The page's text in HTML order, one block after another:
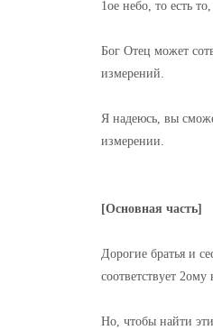
1ое небо, то есть
Бог Отец может
измерений.
Я надеюсь, вы
измерении.
[Основная часть]
Дорогие братья и
соответствует 2ому
Но, чтобы найти